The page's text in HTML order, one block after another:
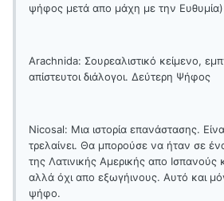
ψήφος μετά απο μάχη με την Ευθυμία)
Arachnida: Σουρεαλιστικό κείμενο,
απίστευτοι διάλογοι. Δεύτερη Ψήφος
Nicosal: Μια ιστορία επανάστασης.
τρελαίνει. Θα μπορούσε να ήταν σε
της Λατινικής Αμερικής απο Ισπανούς
αλλά όχι απο εξωγήινους. Αυτό και
ψήφο.